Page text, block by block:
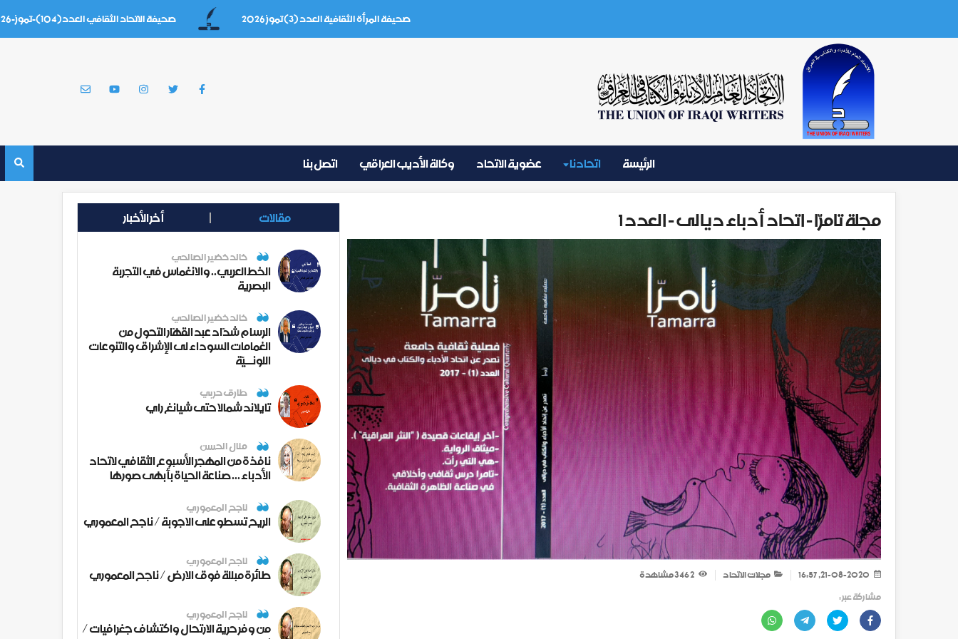
صحيفة المرأة الثقافية العدد (3) تموز 2026 صحيفة الاتحاد الثقافي العدد(104)-تموز-2026
الرئيسة اتحادنا عضوية الاتحاد وكالة الأديب العراقي اتصل بنا
مجلة تامرّا - اتحاد أدباء ديالى - العدد 1
مجلات الاتحاد 2 346
مشاهدة
مشاركة عبر :
مقالات أخر الأخبار
خالد خضير الصالحي
الخط العربي.. والانغماس في التجربة
البصرية
خالد خضير الصالحي
الرسام شدّاد عبد القهّار التحول من
الغمامات السوداء لى الإشراق والتنوعات
اللونــيّة
طارق حربي
تايلاند شمالا حتى شيانغ راي
منال الحسن
نافذة من المهجر الأسبوع الثقافي لاتحاد
الأدباء ... صناعة الحياة بأبهى صورها
ناجح المعموري
الريح تسطو على الاجوبة / ناجح المعموري
ناجح المعموري
طائرة مبللة فوق الارض / ناجح المعموري
ناجح المعموري
من وفر حرية الارتحال واكتشاف جغرافيات /